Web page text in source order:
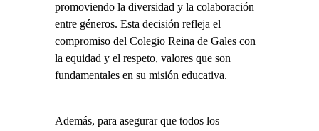
promoviendo la diversidad y la colaboración
entre géneros. Esta decisión refleja el
compromiso del Colegio Reina de Gales con
la equidad y el respeto, valores que son
fundamentales en su misión educativa.
Además, para asegurar que todos los